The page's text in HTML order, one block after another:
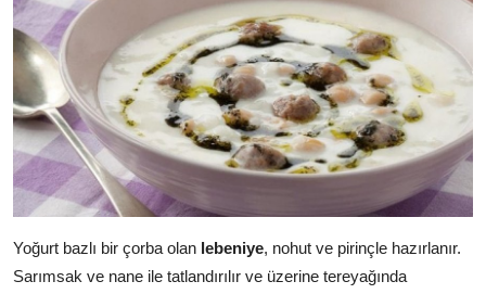
Yoğurt bazlı bir çorba olan lebeniye, nohut ve pirinçle hazırlanır.
Sarımsak ve nane ile tatlandırılır ve üzerine tereyağında